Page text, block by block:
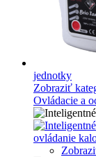
jednotky
Zobraziť
Ovládacie a
ovládanie